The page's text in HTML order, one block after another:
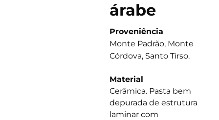
árabe
Proveniência
Monte Padrão, Monte
Córdova, Santo Tirso.
Material
Cerâmica. Pasta bem
depurada de estrutura
laminar com